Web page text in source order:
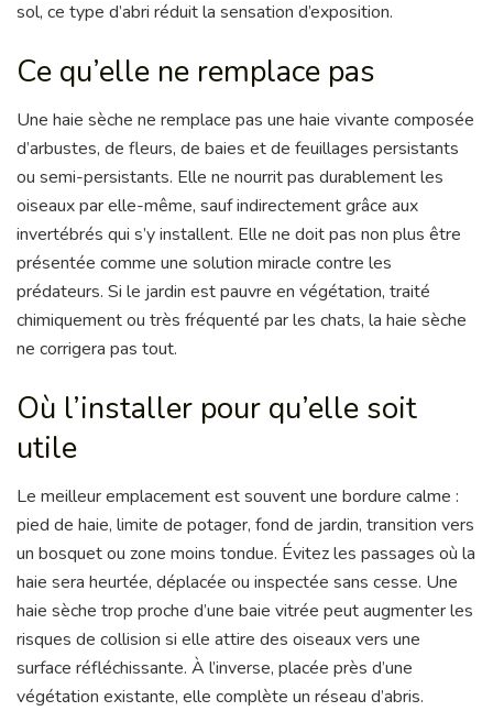
sol, ce type d’abri réduit la sensation d’exposition.
Ce qu’elle ne remplace pas
Une haie sèche ne remplace pas une haie vivante composée
d’arbustes, de fleurs, de baies et de feuillages persistants
ou semi-persistants. Elle ne nourrit pas durablement les
oiseaux par elle-même, sauf indirectement grâce aux
invertébrés qui s’y installent. Elle ne doit pas non plus être
présentée comme une solution miracle contre les
prédateurs. Si le jardin est pauvre en végétation, traité
chimiquement ou très fréquenté par les chats, la haie sèche
ne corrigera pas tout.
Où l’installer pour qu’elle soit
utile
Le meilleur emplacement est souvent une bordure calme :
pied de haie, limite de potager, fond de jardin, transition vers
un bosquet ou zone moins tondue. Évitez les passages où la
haie sera heurtée, déplacée ou inspectée sans cesse. Une
haie sèche trop proche d’une baie vitrée peut augmenter les
risques de collision si elle attire des oiseaux vers une
surface réfléchissante. À l’inverse, placée près d’une
végétation existante, elle complète un réseau d’abris.